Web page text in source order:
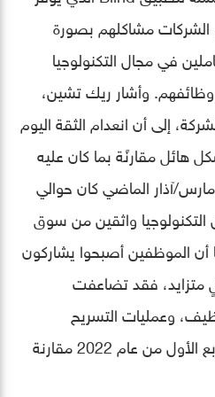
مشاكلهم بصورة
في مجال التكنولوجيا
وأشار ريك تشين،
إلى أن انعدام الثقة اليوم
هائل مقارنًة بما كان عليه
آذار الماضي كان حوالي
التكنولوجيا واثقين من سوق
الموظفين أصبحوا يشاركون
متزايد، فقد تضاعفت
وعمليات التسريح
التعسفية للموظفين في الربع الأول من عام 2022 مقارنة